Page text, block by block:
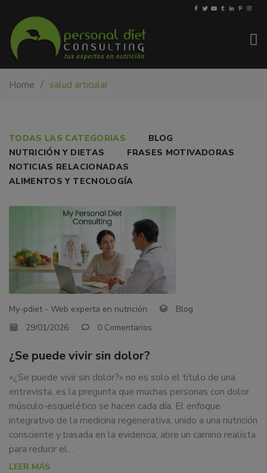
PDiet.com
y
Barcelona.
Mejoramos
la
nutrición
las
también
nos
dedicamos
a
la
docencia
y
formación
sobre
la
nutrición
alimentaria
tanto
para
particulares,
instituciones,
Home salud articular
¿SE
PUEDE
VIVIR
SIN
TODAS LAS CATEGORIAS
BLOG
NUTRICIÓN Y DIETAS
FRASES MOTIVADORAS
NOTICIAS RELACIONADAS
ALIMENTOS Y TECNOLOGÍA
My-pdiet - Web experta en nutrición
Blog
29/01/2026
0 Comentarios
¿Se puede vivir sin dolor?
«¿Se puede vivir sin dolor?» no es solo el título de una
entrevista, es la pregunta que muchas personas con dolor
músculo-esquelético se hacen cada día. El enfoque
integrativo de la medicina regenerativa, unido a una nutrición
consciente y basada en la evidencia, abre un camino realista
para reducir el…
LEER MÁS